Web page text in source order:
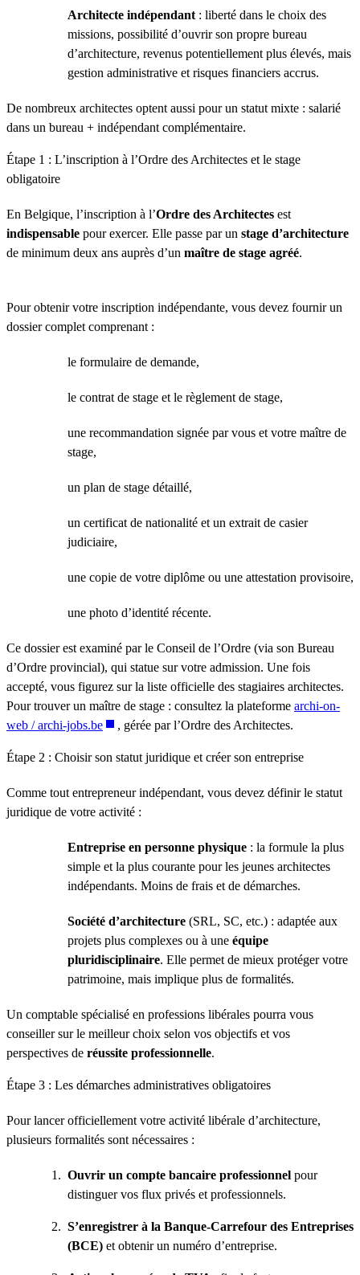
Architecte indépendant : liberté dans le choix des
missions, possibilité d’ouvrir son propre bureau
d’architecture, revenus potentiellement plus élevés, mais
gestion administrative et risques financiers accrus.
De nombreux architectes optent aussi pour un statut mixte : salarié
dans un bureau + indépendant complémentaire.
Étape 1 : L’inscription à l’Ordre des Architectes et le stage
obligatoire
En Belgique, l’inscription à l’Ordre des Architectes est
indispensable pour exercer. Elle passe par un stage d’architecture
de minimum deux ans auprès d’un maître de stage agréé.
Pour obtenir votre inscription indépendante, vous devez fournir un
dossier complet comprenant :
le formulaire de demande,
le contrat de stage et le règlement de stage,
une recommandation signée par vous et votre maître de
stage,
un plan de stage détaillé,
un certificat de nationalité et un extrait de casier
judiciaire,
une copie de votre diplôme ou une attestation provisoire,
une photo d’identité récente.
Ce dossier est examiné par le Conseil de l’Ordre (via son Bureau
d’Ordre provincial), qui statue sur votre admission. Une fois
accepté, vous figurez sur la liste officielle des stagiaires architectes.
Pour trouver un maître de stage : consultez la plateforme archi-on-
web / archi-jobs.be
, gérée par l’Ordre des Architectes.
Étape 2 : Choisir son statut juridique et créer son entreprise
Comme tout entrepreneur indépendant, vous devez définir le statut
juridique de votre activité :
Entreprise en personne physique : la formule la plus
simple et la plus courante pour les jeunes architectes
indépendants. Moins de frais et de démarches.
Société d’architecture (SRL, SC, etc.) : adaptée aux
projets plus complexes ou à une équipe
pluridisciplinaire. Elle permet de mieux protéger votre
patrimoine, mais implique plus de formalités.
Un comptable spécialisé en professions libérales pourra vous
conseiller sur le meilleur choix selon vos objectifs et vos
perspectives de réussite professionnelle.
Étape 3 : Les démarches administratives obligatoires
Pour lancer officiellement votre activité libérale d’architecture,
plusieurs formalités sont nécessaires :
Ouvrir un compte bancaire professionnel pour
distinguer vos flux privés et professionnels.
S’enregistrer à la Banque-Carrefour des Entreprises
(BCE) et obtenir un numéro d’entreprise.